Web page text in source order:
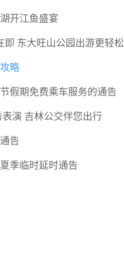
开江鱼盛宴
即 东大旺山公园出游更轻松
略
假期免费乘车服务的通告
演 吉林公交伴您出行
告
季临时延时通告